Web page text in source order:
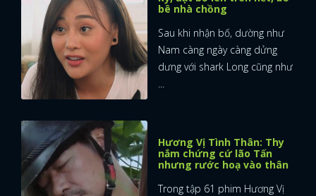
bê nhà chồng
Sau khi nhận bố, dường như
Nam càng ngày càng dửng
dưng với shark Long cũng như
...
Hương Vị Tình Thân: Thy
nắm chứng cứ lão Tấn
nhưng rước hoạ vào thân
Trong tập 61 phim Hương Vị